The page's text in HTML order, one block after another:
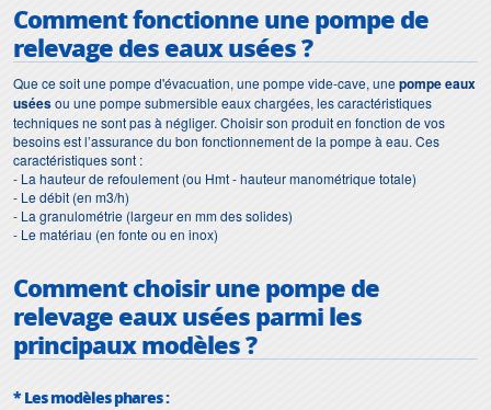
Comment fonctionne une pompe de
relevage des eaux usées ?
Que ce soit une pompe d'évacuation, une pompe vide-cave, unepompe eaux
uséesou une pompe submersible eaux chargées, les caractéristiques
techniques ne sont pas à négliger. Choisir son produit en fonction de vos
besoins est l’assurance du bon fonctionnement de la pompe à eau. Ces
caractéristiques sont :
- La hauteur de refoulement (ou Hmt - hauteur manométrique totale)
- Le débit (en m3/h)
- La granulométrie (largeur en mm des solides)
- Le matériau (en fonte ou en inox)
Comment choisir une pompe de
relevage eaux usées parmi les
principaux modèles ?
* Les modèles phares :